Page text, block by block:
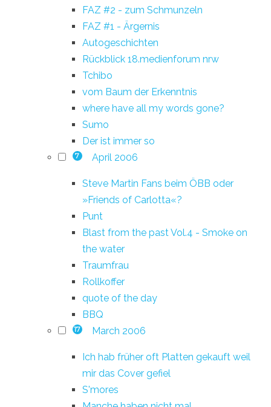
FAZ #2 - zum Schmunzeln
FAZ #1 - Ärgernis
Autogeschichten
Rückblick 18.medienforum nrw
Tchibo
vom Baum der Erkenntnis
where have all my words gone?
Sumo
Der ist immer so
7 April 2006
Steve Martin Fans beim ÖBB oder
»Friends of Carlotta«?
Punt
Blast from the past Vol.4 - Smoke on
the water
Traumfrau
Rollkoffer
quote of the day
BBQ
17 March 2006
Ich hab früher oft Platten gekauft weil
mir das Cover gefiel
S'mores